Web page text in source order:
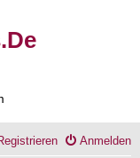
Anmelden